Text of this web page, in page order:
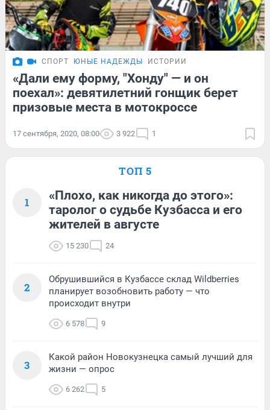
СПОРТ ЮНЫЕ НАДЕЖДЫ ИСТОРИИ
«Дали ему форму, "Хонду" — и он
поехал»: девятилетний гонщик берет
призовые места в мотокроссе
17 сентября, 2020, 08:00 3 922 1
ТОП 5
1
«Плохо, как никогда до этого»:
таролог о судьбе Кузбасса и его
жителей в августе
15 230 24
2
Обрушившийся в Кузбассе склад Wildberries
планирует возобновить работу — что
происходит внутри
6 578 9
3
Какой район Новокузнецка самый лучший для
жизни — опрос
6 262 5